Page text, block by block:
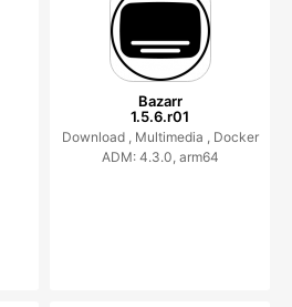
Bazarr
1.5.6.r01
Download , Multimedia , Docker
ADM: 4.3.0, arm64